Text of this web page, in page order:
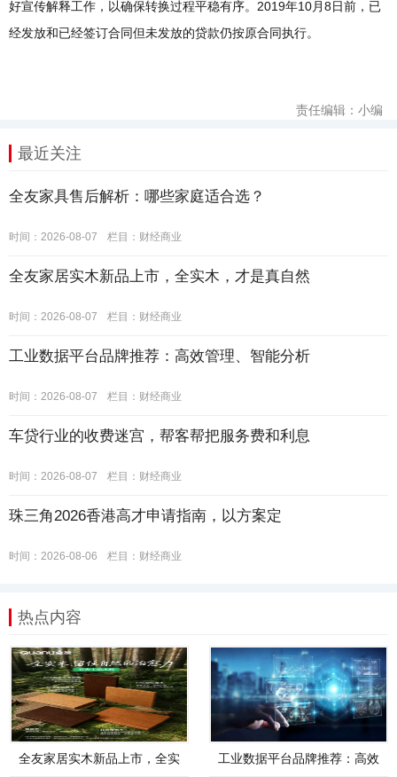
好宣传解释工作，以确保转换过程平稳有序。2019年10月8日前，已
经发放和已经签订合同但未发放的贷款仍按原合同执行。
责任编辑：小编
最近关注
全友家具售后解析：哪些家庭适合选？
时间：2026-08-07 栏目： 财经商业
全友家居实木新品上市，全实木，才是真自然
时间：2026-08-07 栏目： 财经商业
工业数据平台品牌推荐：高效管理、智能分析
时间：2026-08-07 栏目： 财经商业
车贷行业的收费迷宫，帮客帮把服务费和利息
时间：2026-08-07 栏目： 财经商业
珠三角2026香港高才申请指南，以方案定
时间：2026-08-06 栏目： 财经商业
热点内容
全友家居实木新品上市，全实
工业数据平台品牌推荐：高效